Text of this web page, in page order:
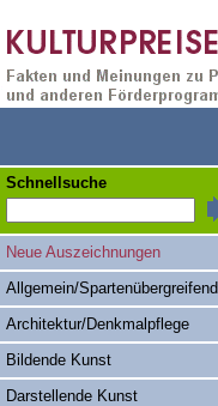
Schnellsuche
Neue Auszeichnungen
Allgemein/Spartenübergreifend
Architektur/Denkmalpflege
Bildende Kunst
Darstellende Kunst